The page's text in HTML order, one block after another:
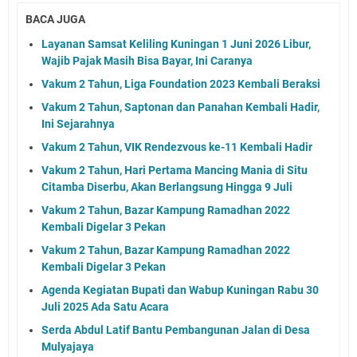
BACA JUGA
Layanan Samsat Keliling Kuningan 1 Juni 2026 Libur,
Wajib Pajak Masih Bisa Bayar, Ini Caranya
Vakum 2 Tahun, Liga Foundation 2023 Kembali Beraksi
Vakum 2 Tahun, Saptonan dan Panahan Kembali Hadir,
Ini Sejarahnya
Vakum 2 Tahun, VIK Rendezvous ke-11 Kembali Hadir
Vakum 2 Tahun, Hari Pertama Mancing Mania di Situ
Citamba Diserbu, Akan Berlangsung Hingga 9 Juli
Vakum 2 Tahun, Bazar Kampung Ramadhan 2022
Kembali Digelar 3 Pekan
Vakum 2 Tahun, Bazar Kampung Ramadhan 2022
Kembali Digelar 3 Pekan
Agenda Kegiatan Bupati dan Wabup Kuningan Rabu 30
Juli 2025 Ada Satu Acara
Serda Abdul Latif Bantu Pembangunan Jalan di Desa
Mulyajaya